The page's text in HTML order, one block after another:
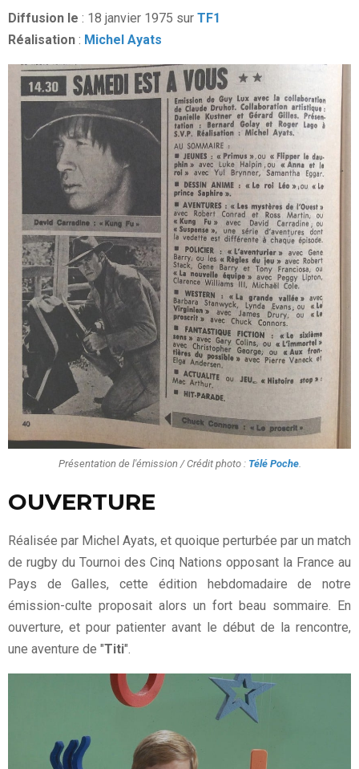
Diffusion le : 18 janvier 1975 sur TF1
Réalisation : Michel Ayats
Présentation de l'émission / Crédit photo : Télé Poche.
OUVERTURE
Réalisée par Michel Ayats, et quoique perturbée par un match
de rugby du Tournoi des Cinq Nations opposant la France au
Pays de Galles, cette édition hebdomadaire de notre
émission-culte proposait alors un fort beau sommaire. En
ouverture, et pour patienter avant le début de la rencontre,
une aventure de "Titi".